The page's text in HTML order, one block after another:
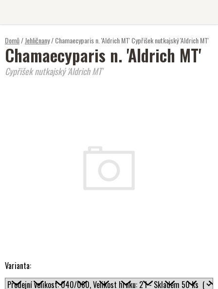
Domů/Jehličnany/Chamaecyparis n. 'Aldrich MT'Cypřišek nutkajský 'Aldrich MT'
Varianta:
Chamaecyparis n. 'Aldrich MT'
Cypřišek nutkajský 'Aldrich MT'